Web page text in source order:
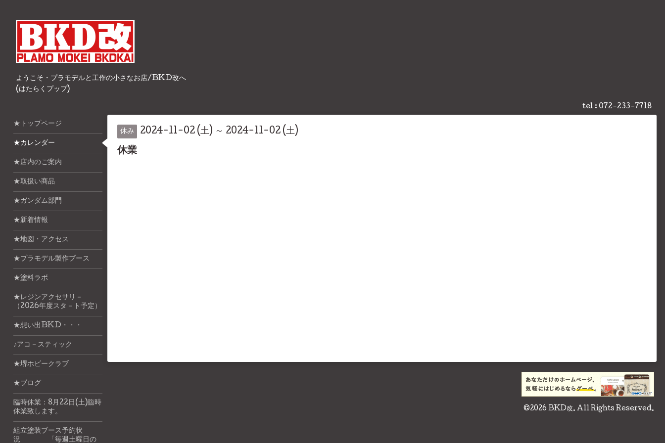
ようこそ・プラモデルと工作の小さなお店/BKD改へ
(はたらくプップ)
tel : 072-233-7718
休み 2024-11-02 (土) ～ 2024-11-02 (土)
休業
©2026 BKD改. All Rights Reserved.
★トップページ
★カレンダー
★店内のご案内
★取扱い商品
★ガンダム部門
★新着情報
★地図・アクセス
★プラモデル製作ブース
★塗料ラボ
★レジンアクセサリ－
（2026年度スタ－ト予定）
★想い出BKD・・・
♪アコ－スティック
★堺ホビークラブ
★ブログ
臨時休業：8月22日(土)臨時
休業致します。
組立塗装ブース予約状
況 「毎週土曜日の